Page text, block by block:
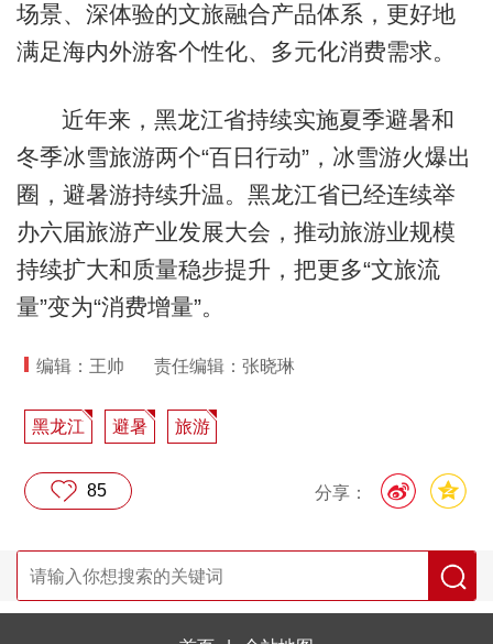
场景、深体验的文旅融合产品体系，更好地
满足海内外游客个性化、多元化消费需求。
近年来，黑龙江省持续实施夏季避暑和
冬季冰雪旅游两个“百日行动”，冰雪游火爆出
圈，避暑游持续升温。黑龙江省已经连续举
办六届旅游产业发展大会，推动旅游业规模
持续扩大和质量稳步提升，把更多“文旅流
量”变为“消费增量”。
编辑：王帅 责任编辑：张晓琳
黑龙江 避暑 旅游
分享：
85